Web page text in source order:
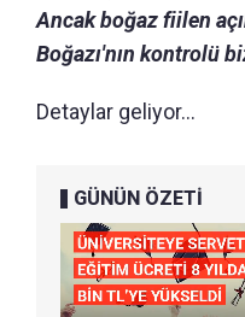
Ancak boğaz fiilen
Boğazı'nın kontrolü
Detaylar geliyor...
GÜNÜN ÖZETİ